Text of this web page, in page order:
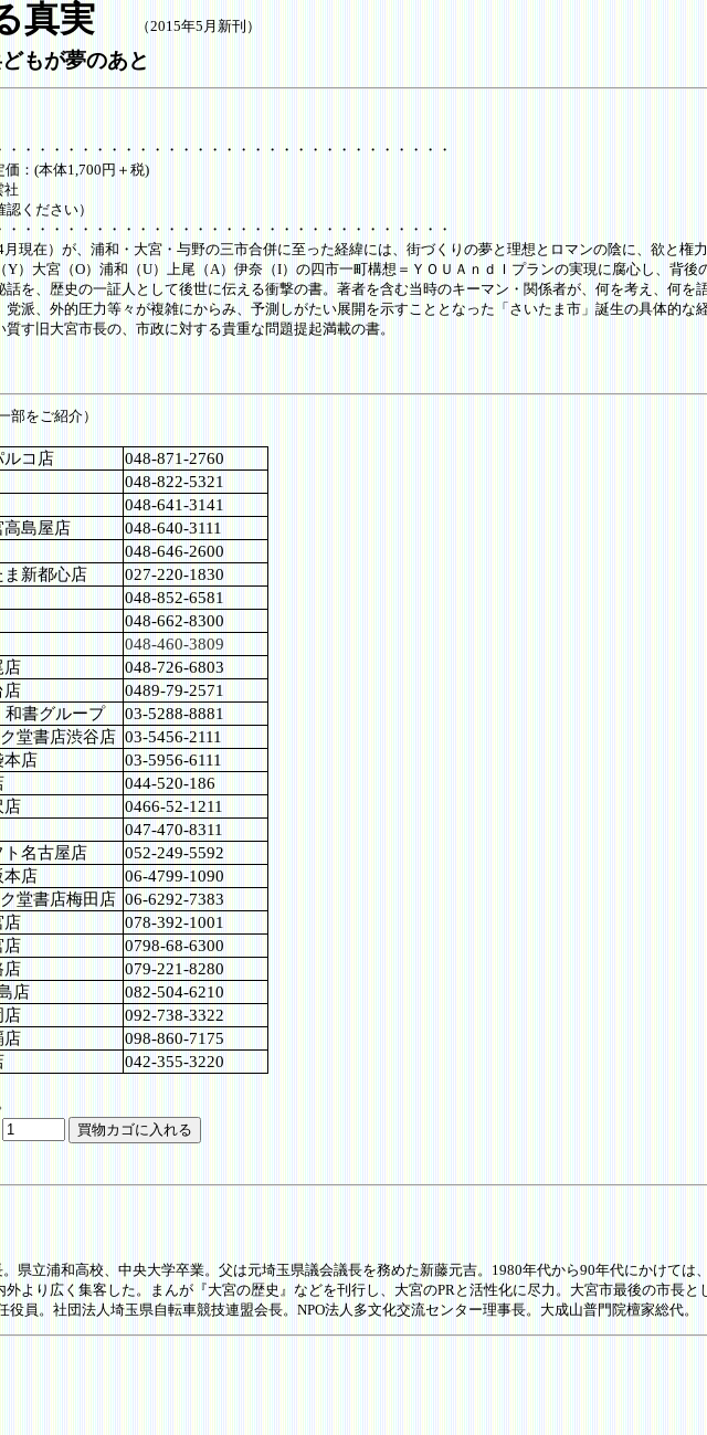
真実 （2015年5月新刊）
もが夢のあと
・・・・・・・・・・・・・・・・・・・・・・・・・・・・・
：(本体1,700円＋税)
社
ください）
・・・・・・・・・・・・・・・・・・・・・・・・・・・・・
現在）が、浦和・大宮・与野の三市合併に至った経緯には、街づくりの夢と理想とロマンの陰に、欲と権
）大宮（O）浦和（U）上尾（A）伊奈（I）の四市一町構想＝ＹＯＵＡｎｄＩプランの実現に腐心し、背
を、歴史の一証人として後世に伝える衝撃の書。著者を含む当時のキーマン・関係者が、何を考え、何を
派、外的圧力等々が複雑にからみ、予測しがたい展開を示すこととなった「さいたま市」誕生の具体的な
す旧大宮市長の、市政に対する貴重な問題提起満載の書。
部をご紹介）
ルコ店
048-871-2760
048-822-5321
048-641-3141
高島屋店
048-640-3111
048-646-2600
新都心店
027-220-1830
048-852-6581
048-662-8300
048-460-3809
店
048-726-6803
店
0489-79-2571
書グループ
03-5288-8881
堂書店渋谷店 03-5456-2111
本店
03-5956-6111
044-520-186
店
0466-52-1211
047-470-8311
ト名古屋店
052-249-5592
本店
06-4799-1090
堂書店梅田店 06-6292-7383
店
078-392-1001
店
0798-68-6300
店
079-221-8280
店
082-504-6210
店
092-738-3322
店
098-860-7175
042-355-3220
立浦和高校、中央大学卒業。父は元埼玉県議会議長を務めた新藤元吉。1980年代から90年代にかけては
より広く集客した。まんが『大宮の歴史』などを刊行し、大宮のPRと活性化に尽力。大宮市最後の市長と
員。社団法人埼玉県自転車競技連盟会長。NPO法人多文化交流センター理事長。大成山普門院檀家総代。